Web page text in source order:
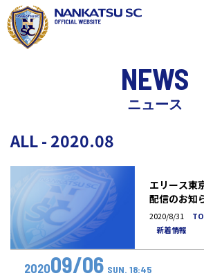
NEWS
ニュース
ALL - 2020.08
エリース東
配信のお知
2020/8/31
新着情報
202009/06 SUN. 18:45